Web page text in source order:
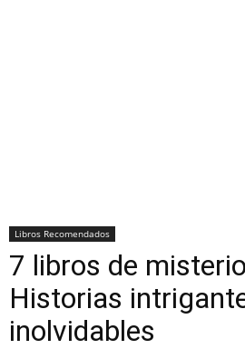
Libros Recomendados
7 libros de
Historias
inolvidables